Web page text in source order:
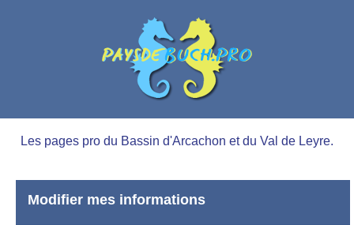
Les pages pro du Bassin d'Arcachon et du Val de Leyre.
Modifier mes informations